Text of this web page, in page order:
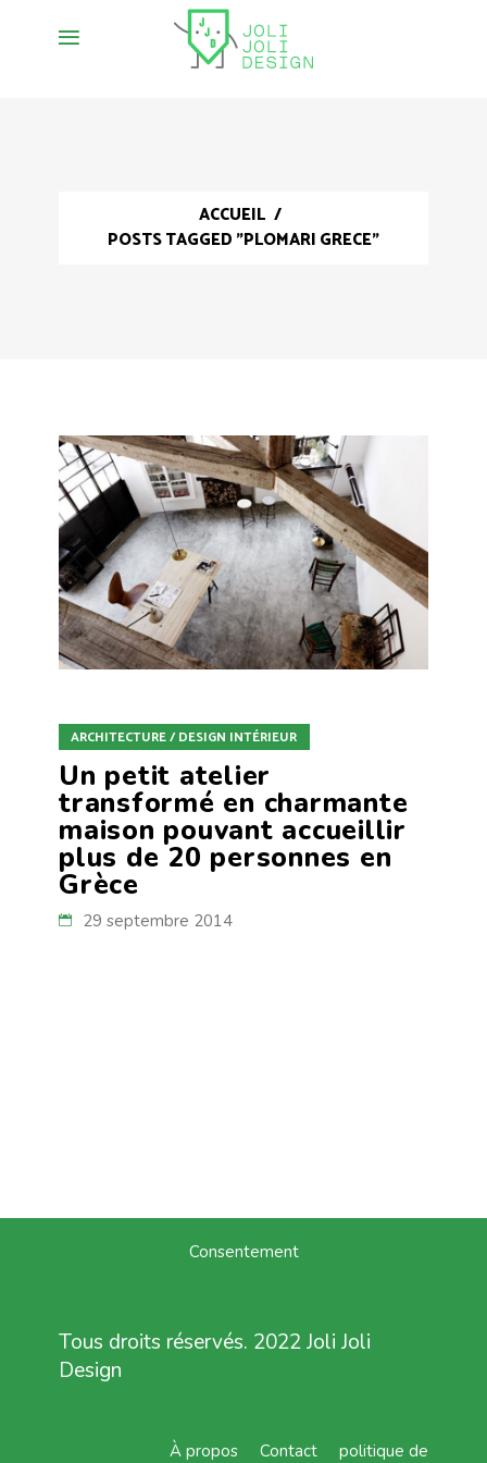
ACCUEIL /
POSTS TAGGED "PLOMARI GRECE"
ARCHITECTURE / DESIGN INTÉRIEUR
Un petit atelier
transformé en charmante
maison pouvant accueillir
plus de 20 personnes en
Grèce
29 septembre 2014
Consentement
Tous droits réservés. 2022 Joli Joli
Design
À propos Contact politique de